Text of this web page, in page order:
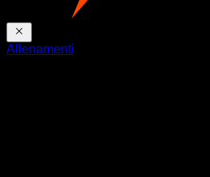
Allenamenti